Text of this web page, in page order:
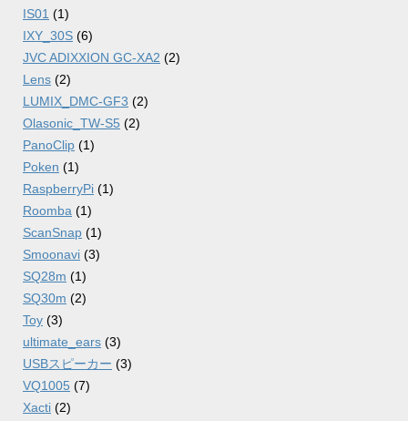
IS01 (1)
IXY_30S (6)
JVC ADIXXION GC-XA2 (2)
Lens (2)
LUMIX_DMC-GF3 (2)
Olasonic_TW-S5 (2)
PanoClip (1)
Poken (1)
RaspberryPi (1)
Roomba (1)
ScanSnap (1)
Smoonavi (3)
SQ28m (1)
SQ30m (2)
Toy (3)
ultimate_ears (3)
USBスピーカー (3)
VQ1005 (7)
Xacti (2)